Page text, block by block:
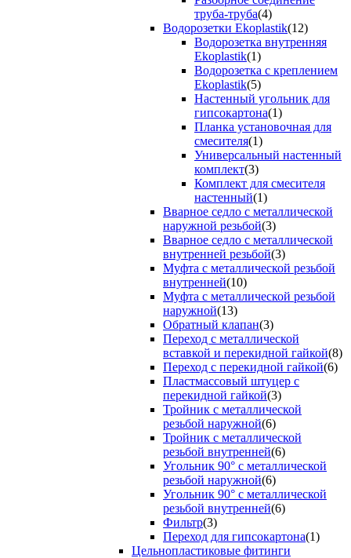
труба-труба(4)
Водорозетки Ekoplastik(12)
Водорозетка внутренняя
Ekoplastik(1)
Водорозетка с креплением
Ekoplastik(5)
Настенный угольник для
гипсокартона(1)
Планка установочная для
смесителя(1)
Универсальный настенный
комплект(3)
Комплект для смесителя
настенный(1)
Вварное седло с металлической
наружной резьбой(3)
Вварное седло с металлической
внутренней резьбой(3)
Муфта с металлической резьбой
внутренней(10)
Муфта с металлической резьбой
наружной(13)
Обратный клапан(3)
Переход с металлической
вставкой и перекидной гайкой(8)
Переход с перекидной гайкой(6)
Пластмассовый штуцер с
перекидной гайкой(3)
Тройник с металлической
резьбой наружной(6)
Тройник с металлической
резьбой внутренней(6)
Угольник 90° с металлической
резьбой наружной(6)
Угольник 90° с металлической
резьбой внутренней(6)
Фильтр(3)
Переход для гипсокартона(1)
Цельнопластиковые фитинги